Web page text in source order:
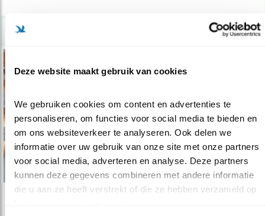
Deze website maakt gebruik van cookies
We gebruiken cookies om content en advertenties te
personaliseren, om functies voor social media te bieden en
om ons websiteverkeer te analyseren. Ook delen we
informatie over uw gebruik van onze site met onze partners
voor social media, adverteren en analyse. Deze partners
kunnen deze gegevens combineren met andere informatie
die u aan ze heeft verstrekt of die ze hebben verzameld op